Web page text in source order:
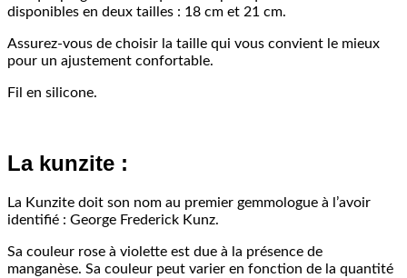
disponibles en deux tailles : 18 cm et 21 cm.
Assurez-vous de choisir la taille qui vous convient le mieux
pour un ajustement confortable.
Fil en silicone.
La kunzite :
La Kunzite doit son nom au premier gemmologue à l’avoir
identifié : George Frederick Kunz.
Sa couleur rose à violette est due à la présence de
manganèse. Sa couleur peut varier en fonction de la quantité